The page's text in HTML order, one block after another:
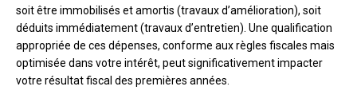
soit être immobilisés et amortis (travaux d’amélioration), soit
déduits immédiatement (travaux d’entretien). Une qualification
appropriée de ces dépenses, conforme aux règles fiscales mais
optimisée dans votre intérêt, peut significativement impacter
votre résultat fiscal des premières années.